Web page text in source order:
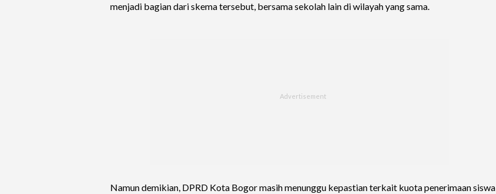
menjadi bagian dari skema tersebut, bersama sekolah lain di wilayah yang sama.
Namun demikian, DPRD Kota Bogor masih menunggu kepastian terkait kuota penerimaan siswa